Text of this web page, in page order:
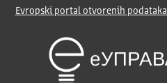
Evropski portal otvorenih podataka